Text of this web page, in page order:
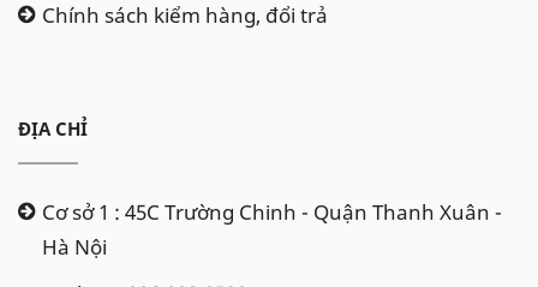
Chính sách kiểm hàng, đổi trả
ĐỊA CHỈ
Cơ sở 1 : 45C Trường Chinh - Quận Thanh Xuân -
Hà Nội